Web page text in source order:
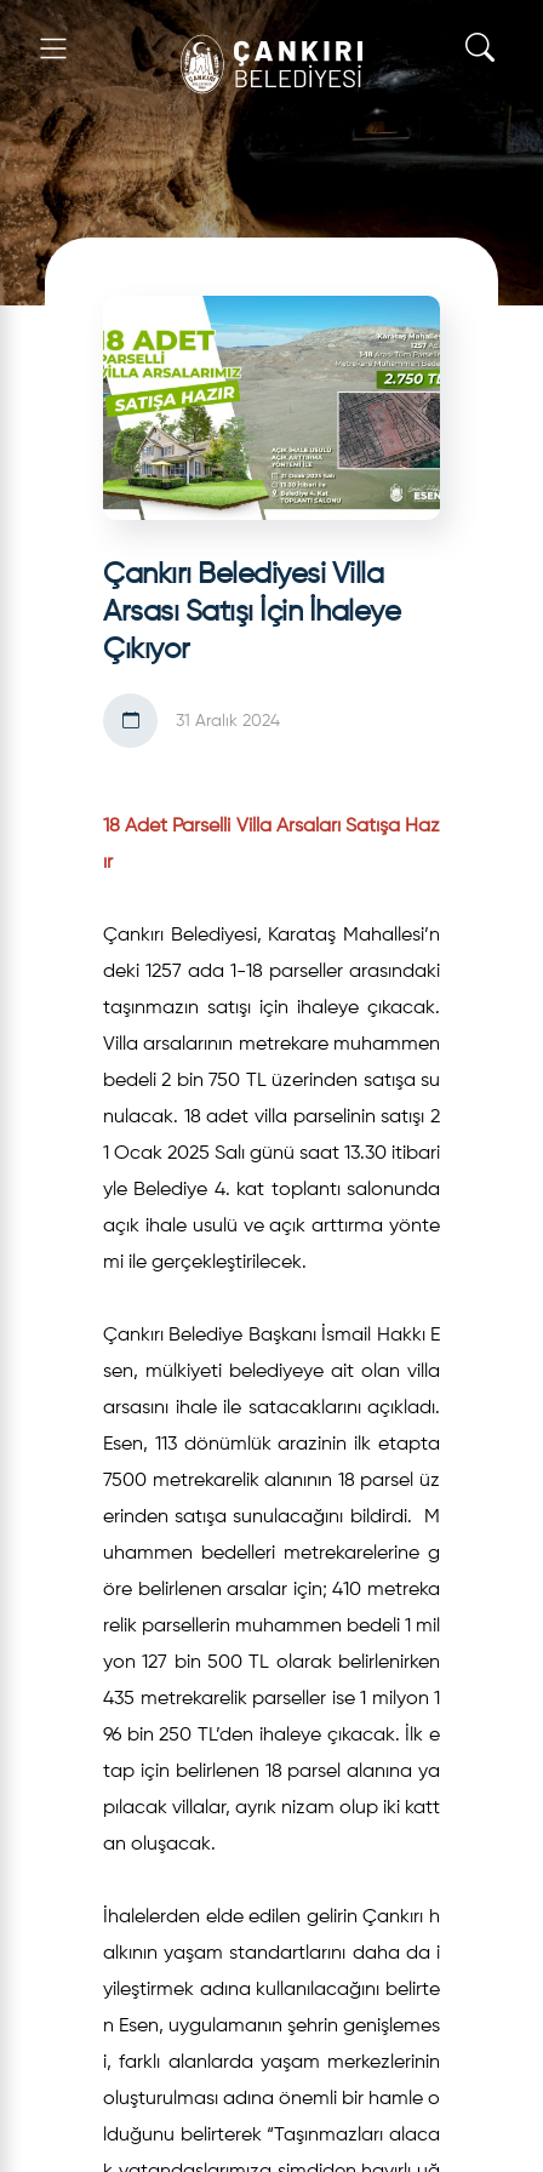
Çankırı Belediyesi Villa
Arsası Satışı İçin İhaleye
Çıkıyor
31 Aralık 2024
18 Adet Parselli Villa Arsaları Satışa Haz
ır
Çankırı Belediyesi, Karataş Mahallesi’n
deki 1257 ada 1-18 parseller arasındaki
taşınmazın satışı için ihaleye çıkacak.
Villa arsalarının metrekare muhammen
bedeli 2 bin 750 TL üzerinden satışa su
nulacak. 18 adet villa parselinin satışı 2
1 Ocak 2025 Salı günü saat 13.30 itibari
yle Belediye 4. kat toplantı salonunda
açık ihale usulü ve açık arttırma yönte
mi ile gerçekleştirilecek.
Çankırı Belediye Başkanı İsmail Hakkı E
sen, mülkiyeti belediyeye ait olan villa
arsasını ihale ile satacaklarını açıkladı.
Esen, 113 dönümlük arazinin ilk etapta
7500 metrekarelik alanının 18 parsel üz
erinden satışa sunulacağını bildirdi. M
uhammen bedelleri metrekarelerine g
öre belirlenen arsalar için; 410 metreka
relik parsellerin muhammen bedeli 1 mil
yon 127 bin 500 TL olarak belirlenirken
435 metrekarelik parseller ise 1 milyon 1
96 bin 250 TL’den ihaleye çıkacak. İlk e
tap için belirlenen 18 parsel alanına ya
pılacak villalar, ayrık nizam olup iki katt
an oluşacak.
İhalelerden elde edilen gelirin Çankırı h
alkının yaşam standartlarını daha da i
yileştirmek adına kullanılacağını belirte
n Esen, uygulamanın şehrin genişlemes
i, farklı alanlarda yaşam merkezlerinin
oluşturulması adına önemli bir hamle o
lduğunu belirterek “Taşınmazları alaca